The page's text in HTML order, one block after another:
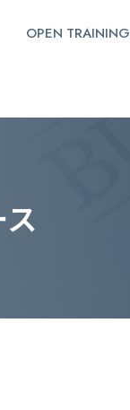
OPEN TRAINING